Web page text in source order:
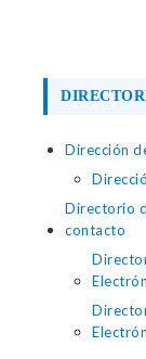
Dirección
Directorio
contacto